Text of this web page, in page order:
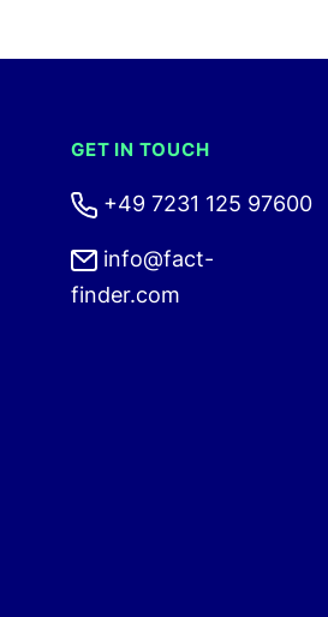
GET IN TOUCH
+49 7231 125 97600
info@fact-
finder.com